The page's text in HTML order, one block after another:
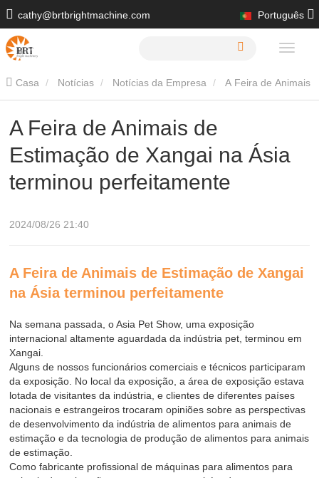
cathy@brtbrightmachine.com Português
Casa Notícias Notícias da Empresa
A Feira de Animais de
Estimação de Xangai na Ásia
terminou perfeitamente
2024/08/26 21:40
A Feira de Animais de Estimação de Xangai
na Ásia terminou perfeitamente
Na semana passada, o Asia Pet Show, uma exposição
internacional altamente aguardada da indústria pet, terminou em
Xangai.
Alguns de nossos funcionários comerciais e técnicos participaram
da exposição. No local da exposição, a área de exposição estava
lotada de visitantes da indústria, e clientes de diferentes países
nacionais e estrangeiros trocaram opiniões sobre as perspectivas
de desenvolvimento da indústria de alimentos para animais de
estimação e da tecnologia de produção de alimentos para animais
de estimação.
Como fabricante profissional de máquinas para alimentos para